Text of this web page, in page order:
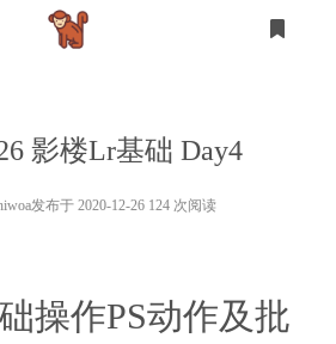
影楼Lr基础 Day4
发布于 2020-12-26 124 次阅读
操作PS动作及批